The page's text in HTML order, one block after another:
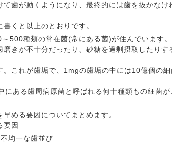
て歯が動くようになり、最終的には歯を抜かなけ
くと以上のとおりです。
500種類の常在菌(常にある菌)が住んでいます。
磨きが不十分だったり、砂糖を過剰摂取したりす
。これが歯垢で、1mgの歯垢の中には10億個の
にある歯周病原菌と呼ばれる何十種類もの細菌
める要因についてまとめます。
要因
均一な歯並び